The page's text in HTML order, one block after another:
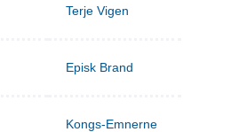
Terje Vigen
Episk Brand
Kongs-Emnerne